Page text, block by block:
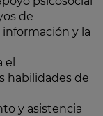
de
y la
el
habilidades de
y asistencia